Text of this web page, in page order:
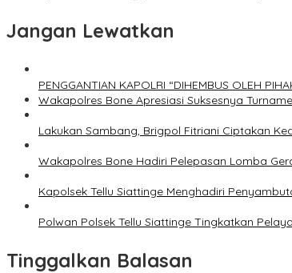
Jangan Lewatkan
PENGGANTIAN KAPOLRI “DIHEMBUS OLEH
Wakapolres Bone Apresiasi Suksesnya
Lakukan Sambang, Brigpol Fitriani Ciptakan
Wakapolres Bone Hadiri Pelepasan Lomba
Kapolsek Tellu Siattinge Menghadiri
Polwan Polsek Tellu Siattinge Tingkatkan
Tinggalkan Balasan